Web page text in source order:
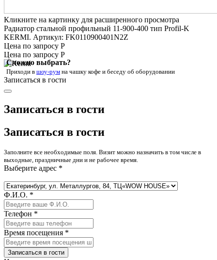
Кликните на картинку для расширенного просмотра
Радиатор стальной профильный 11-900-400 тип Profil-K
KERMI. Артикул: FK0110900401N2Z
Цена по запросу Р
Цена по запросу Р
Сложно выбрать?
Приходи в шоу-рум на чашку кофе и беседу об оборудовании
Записаться в гости
Записаться в гости
Записаться в гости
Заполните все необходимые поля. Визит можно назначить в том числе в
выходные, праздничные дни и не рабочее время.
Выберите адрес *
Ф.И.О. *
Телефон *
Время посещения *
Записаться в гости